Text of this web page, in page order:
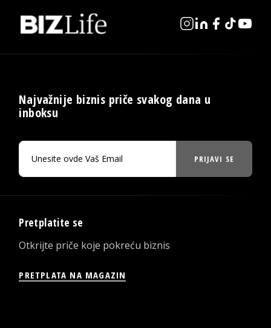
Najvažnije biznis priče svakog dana u
inboksu
PRIJAVI SE
Pretplatite se
Otkrijte priče koje pokreću biznis
PRETPLATA NA MAGAZIN